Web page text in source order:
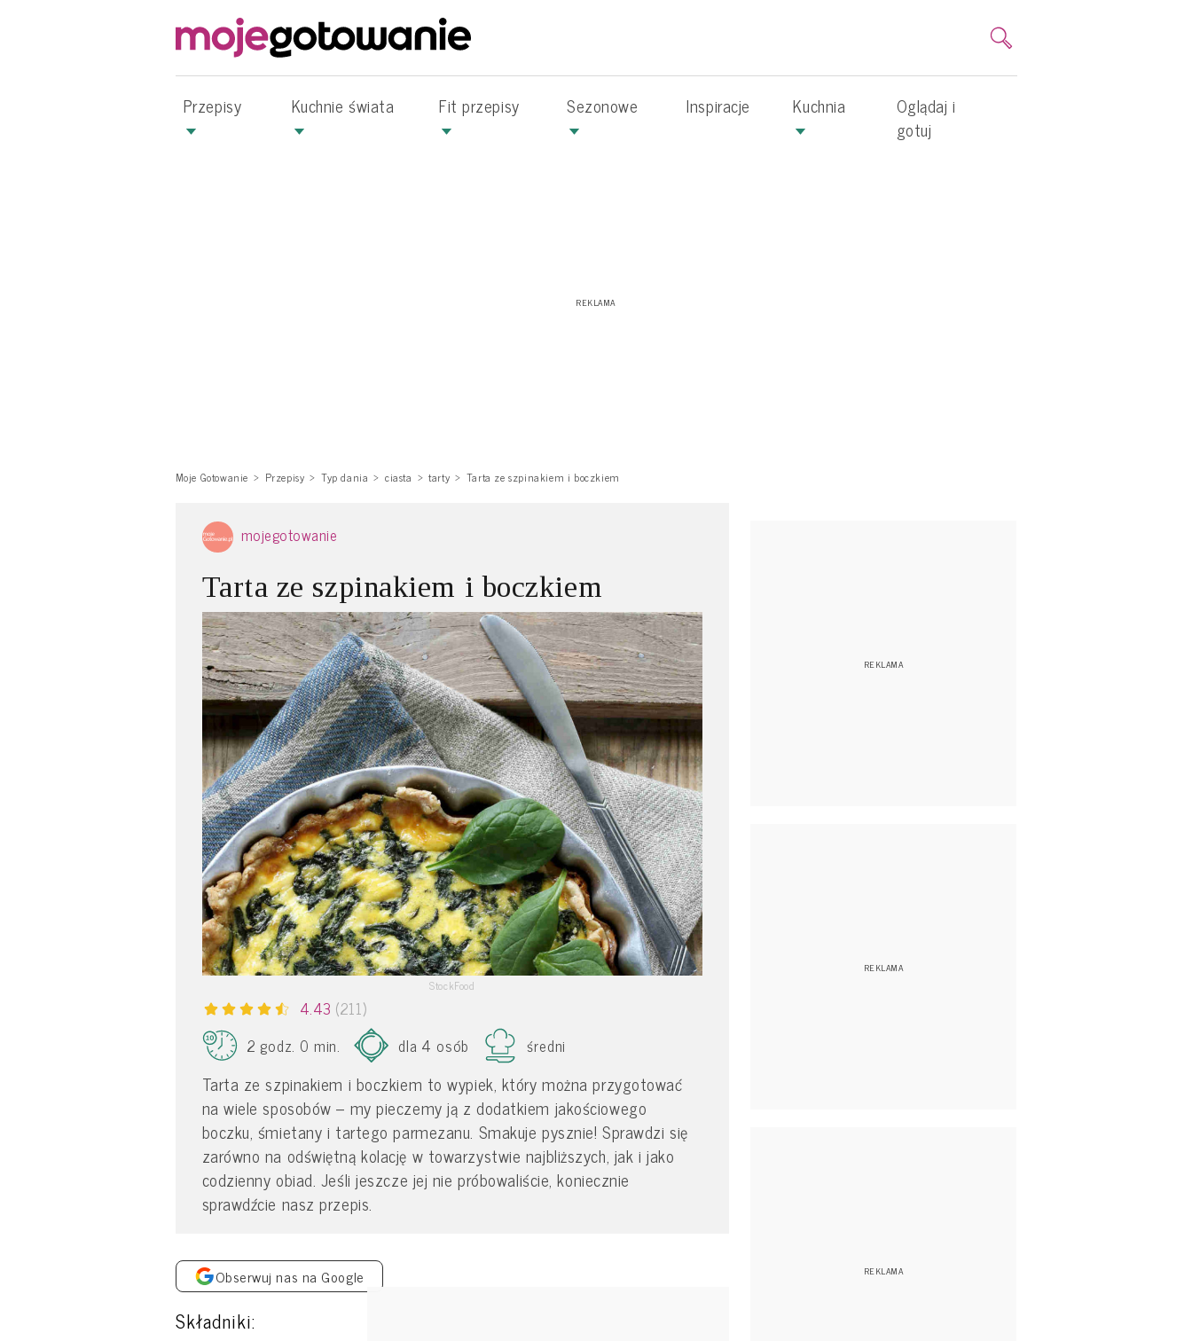
Przepisy Kuchnie świata Fit przepisy Sezonowe Inspiracje Kuchnia
Oglądaj i
gotuj
Moje Gotowanie Przepisy Typ dania ciasta tarty Tarta ze szpinakiem i boczkiem
mojegotowanie
Tarta ze szpinakiem i boczkiem
StockFood
4.43 (211)
2 godz. 0 min.
dla 4 osób średni
Tarta ze szpinakiem i boczkiem to wypiek, który można przygotować
na wiele sposobów – my pieczemy ją z dodatkiem jakościowego
boczku, śmietany i tartego parmezanu. Smakuje pysznie! Sprawdzi się
zarówno na odświętną kolację w towarzystwie najbliższych, jak i jako
codzienny obiad. Jeśli jeszcze jej nie próbowaliście, koniecznie
sprawdźcie nasz przepis.
Obserwuj nas na Google
Składniki: